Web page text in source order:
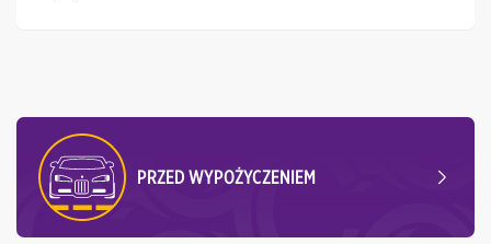
PRZED WYPOŻYCZENIEM